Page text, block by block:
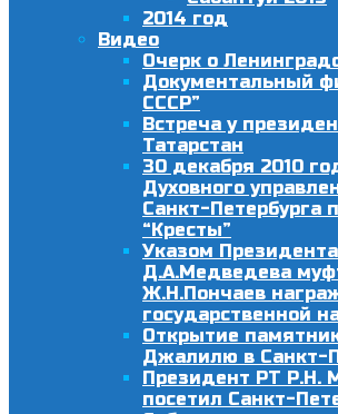
2014 год
Видео
Очерк о
Документальный
СССР”
Встреча у
Татарстан
30 декабря 2010
Духовного
Санкт-Петербурга
“Кресты”
Указом
Д.А.Медведева
Ж.Н.Пончаев
государственной
Открытие
Джалилю в Санкт-
Президент РТ Р.Н.
посетил Санкт-